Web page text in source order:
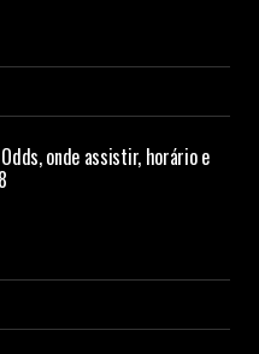
onde assistir, horário e